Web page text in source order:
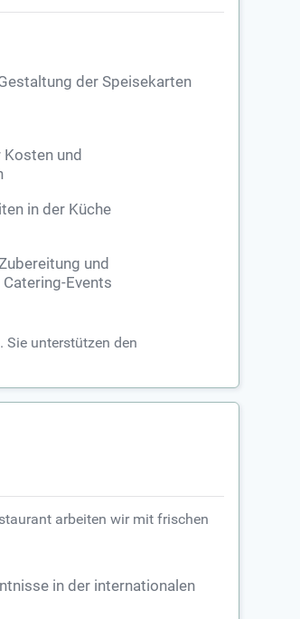
der Speisekarten
und
in der Küche
und
Events
Sie unterstützen den
arbeiten wir mit frischen
in der internationalen